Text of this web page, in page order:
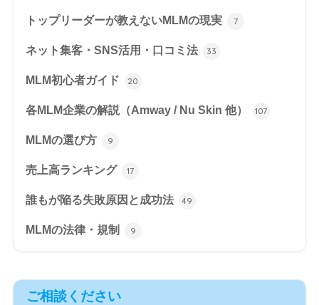
トップリーダーが教えないMLMの現実 7
ネット集客・SNS活用・口コミ法 33
MLM初心者ガイド 20
各MLM企業の解説（Amway / Nu Skin 他） 107
MLMの選び方 9
売上高ランキング 17
誰もが陥る失敗原因と成功法 49
MLMの法律・規制 9
ご相談ください